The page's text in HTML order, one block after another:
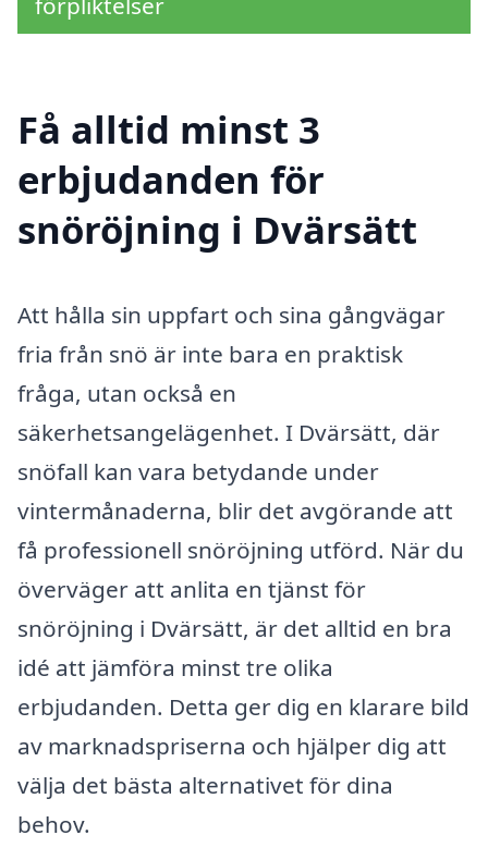
Få alltid minst 3
erbjudanden för
snöröjning i Dvärsätt
Att hålla sin uppfart och sina gångvägar
fria från snö är inte bara en praktisk
fråga, utan också en
säkerhetsangelägenhet. I Dvärsätt, där
snöfall kan vara betydande under
vintermånaderna, blir det avgörande att
få professionell snöröjning utförd. När du
överväger att anlita en tjänst för
snöröjning i Dvärsätt, är det alltid en bra
idé att jämföra minst tre olika
erbjudanden. Detta ger dig en klarare bild
av marknadspriserna och hjälper dig att
välja det bästa alternativet för dina
behov.